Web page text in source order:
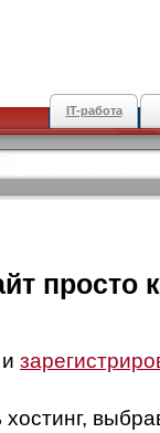
IT-работа
просто
хостинг,